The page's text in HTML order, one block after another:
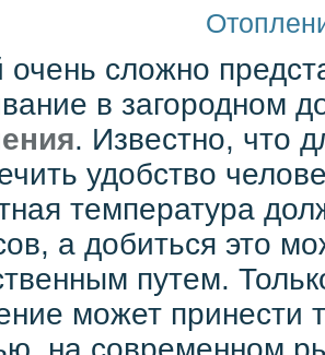
сложно
в загородном
. Известно, что
удобство
температура
а добиться это
путем.
может